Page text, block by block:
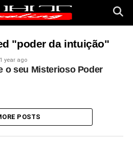
"poder da intuição"
1 year ago
o seu Misterioso Poder
POSTS